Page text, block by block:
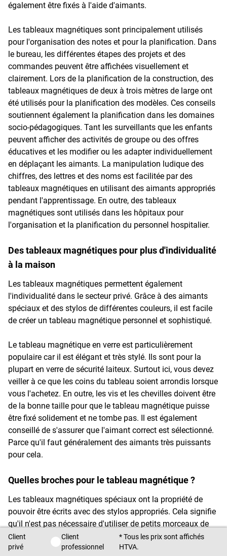
également être fixés à l'aide d'aimants.
Les tableaux magnétiques sont principalement utilisés
pour l'organisation des notes et pour la planification. Dans
le bureau, les différentes étapes des projets et des
commandes peuvent être affichées visuellement et
clairement. Lors de la planification de la construction, des
tableaux magnétiques de deux à trois mètres de large ont
été utilisés pour la planification des modèles. Ces conseils
soutiennent également la planification dans les domaines
socio-pédagogiques. Tant les surveillants que les enfants
peuvent afficher des activités de groupe ou des offres
éducatives et les modifier ou les adapter individuellement
en déplaçant les aimants. La manipulation ludique des
chiffres, des lettres et des noms est facilitée par des
tableaux magnétiques en utilisant des aimants appropriés
pendant l'apprentissage. En outre, des tableaux
magnétiques sont utilisés dans les hôpitaux pour
l'organisation et la planification du personnel hospitalier.
Des tableaux magnétiques pour plus d'individualité
à la maison
Les tableaux magnétiques permettent également
l'individualité dans le secteur privé. Grâce à des aimants
spéciaux et des stylos de différentes couleurs, il est facile
de créer un tableau magnétique personnel et sophistiqué.
Le tableau magnétique en verre est particulièrement
populaire car il est élégant et très stylé. Ils sont pour la
plupart en verre de sécurité laiteux. Surtout ici, vous devez
veiller à ce que les coins du tableau soient arrondis lorsque
vous l'achetez. En outre, les vis et les chevilles doivent être
de la bonne taille pour que le tableau magnétique puisse
être fixé solidement et ne tombe pas. Il est également
conseillé de s'assurer que l'aimant correct est sélectionné.
Parce qu'il faut généralement des aimants très puissants
pour cela.
Quelles broches pour le tableau magnétique ?
Les tableaux magnétiques spéciaux ont la propriété de
pouvoir être écrits avec des stylos appropriés. Cela signifie
qu'il n'est pas nécessaire d'utiliser de petits morceaux de
papier sur lesquels il faut d'abord écrire, puis les fixer au
tableau à l'aide d'un aimant. Dans ces cas, il est possible
Client
privé
Client privé / Client professionnel
Client
professionnel
* Tous les prix sont affichés
HTVA.